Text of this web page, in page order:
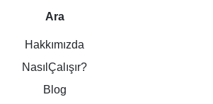
Ara
Hakkımızda
NasılÇalışır?
Blog